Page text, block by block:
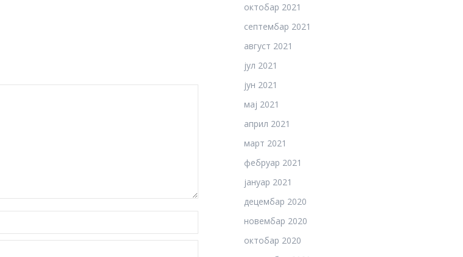
октобар 2021
септембар 2021
август 2021
јул 2021
јун 2021
мај 2021
април 2021
март 2021
фебруар 2021
јануар 2021
децембар 2020
новембар 2020
октобар 2020